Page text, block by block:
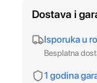
Dostava i
Isporuka u
Besplatna
1 godina